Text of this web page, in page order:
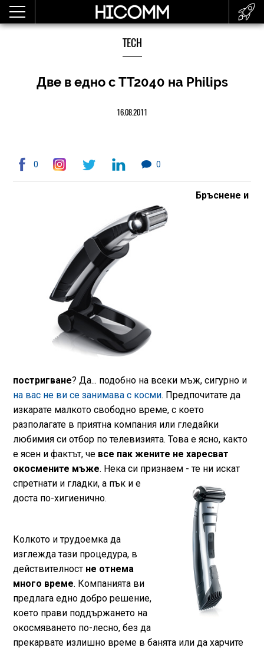
TECH
Две в едно с TT2040 на Philips
16.08.2011
0 0
Бръснене и
постригване? Да... подобно на всеки мъж, сигурно и
на вас не ви се занимава с косми. Предпочитате да
изкарате малкото свободно време, с което
разполагате в приятна компания или гледайки
любимия си отбор по телевизията. Това е ясно, както
е ясен и фактът, че все пак жените не харесват
окосмените мъже. Нека си признаем - те ни искат
спретнати и гладки, а пък ие
доста по-хигиенично.
Колкото и трудоемка да
изглежда тази процедура, в
действителност не отнема
много време. Компанията ви
предлага едно добро решение,
което прави поддържането на
окосмяването по-лесно, без да
прекарвате излишно време в банята или да харчите